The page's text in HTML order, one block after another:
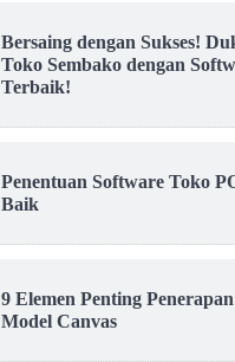
Bersaing dengan Sukses!
Toko Sembako dengan
Terbaik!
Penentuan Software Toko
Baik
9 Elemen Penting
Model Canvas